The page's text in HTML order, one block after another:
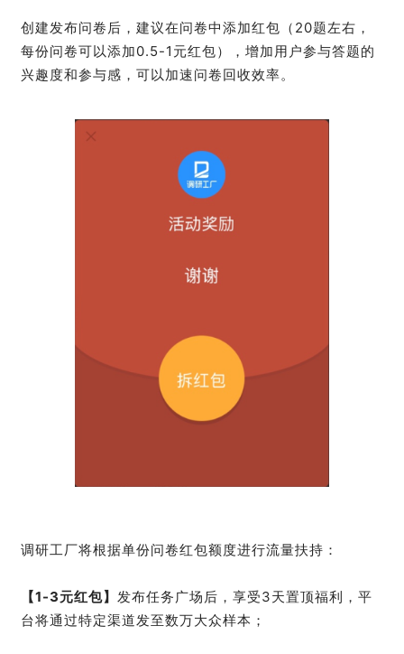
创建发布问卷后，建议在问卷中添加红包（20题左右，
每份问卷可以添加0.5-1元红包），增加用户参与答题的
兴趣度和参与感，可以加速问卷回收效率。
调研工厂将根据单份问卷红包额度进行流量扶持：
【1-3元红包】 发布任务广场后，享受3天置顶福利，平
台将通过特定渠道发至数万大众样本；